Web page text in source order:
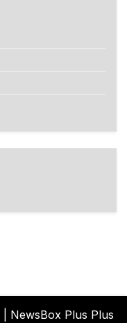
NewsBox Plus Plus